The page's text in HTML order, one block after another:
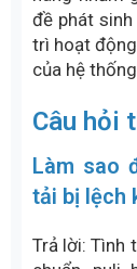
phí đầu tư,
suốt quá
cao hơn
Để có cái
nghiệp có
đơn vị
phương án
sử dụng lâu